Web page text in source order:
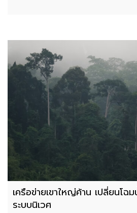
เครือข่ายเขาใหญ่ค้าน เปลี่ยนโฉ
ระบบนิเวศ